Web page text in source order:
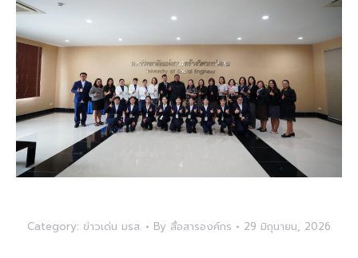
Category: ข่าวเด่น มรส. By สื่อสารองค์กร 29 มิถุนายน, 2026